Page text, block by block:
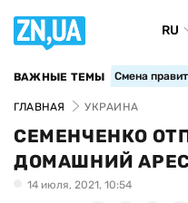
RU
ВАЖНЫЕ ТЕМЫ Смена
ГЛАВНАЯ УКРАИНА
СЕМЕНЧЕНКО
ДОМАШНИЙ
14 июля, 2021, 10:54